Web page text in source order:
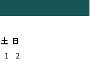
土 日
1
2